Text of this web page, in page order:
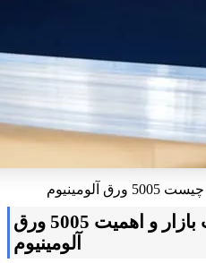
چیست 5005 ورق آلومینیوم
1.2 موقعیت و اهمیت بازار و اهمیت 5005 ورق
آلومینیوم